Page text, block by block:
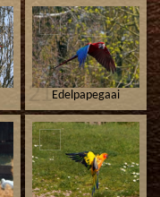
21Edelpapegaai